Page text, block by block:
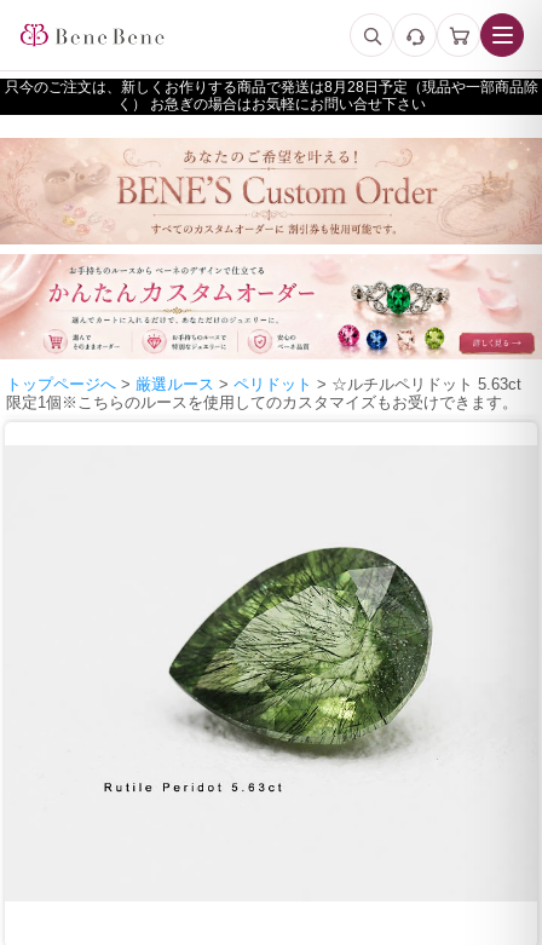
只今のご注文は、新しくお作りする商品で発送は
予定（現品や一部商品除
く） お急ぎの場合はお気軽にお問い合せ下さい
トップページへ > 厳選ルース > ペリドット > ☆ルチルペリドット 5.63ct
限定1個※こちらのルースを使用してのカスタマイズもお受けできます。